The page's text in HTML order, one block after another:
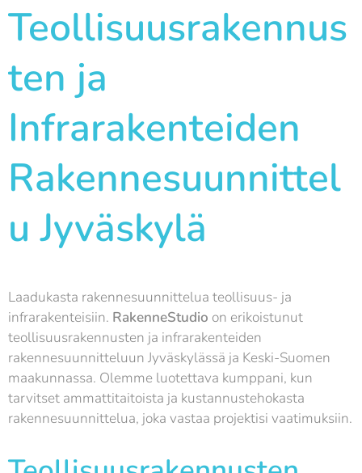
Teollisuusrakennus
ten ja
Infrarakenteiden
Rakennesuunnittel
u Jyväskylä
Laadukasta rakennesuunnittelua teollisuus- ja
infrarakenteisiin. RakenneStudio on erikoistunut
teollisuusrakennusten ja infrarakenteiden
rakennesuunnitteluun Jyväskylässä ja Keski-Suomen
maakunnassa. Olemme luotettava kumppani, kun
tarvitset ammattitaitoista ja kustannustehokasta
rakennesuunnittelua, joka vastaa projektisi vaatimuksiin.